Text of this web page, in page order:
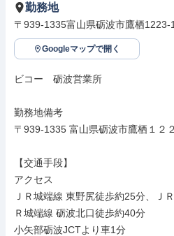
勤務地
〒939-1335富山県砺波市鷹栖1223-1
Googleマップで開く
ビコー　砺波営業所
勤務地備考
〒939-1335 富山県砺波市鷹栖１２
【交通手段】
アクセス
ＪＲ城端線 東野尻徒歩約25分、Ｊ
Ｒ城端線 砺波北口徒歩約40分
小矢部砺波JCTより車1分